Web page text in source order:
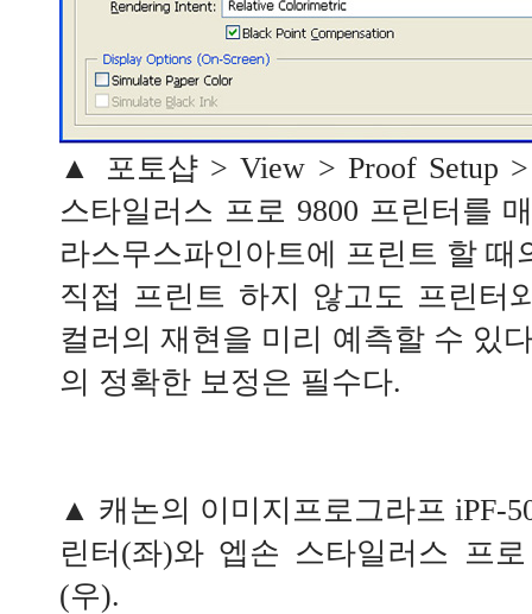
▲ 포토샵 > View > Proof Setup >
스타일러스 프로 9800 프린터를
라스무스파인아트에 프린트 할 때
직접 프린트 하지 않고도 프린터
컬러의 재현을 미리 예측할 수 있
의 정확한 보정은 필수다.
▲ 캐논의 이미지프로그라프 iPF-
린터(좌)와 엡손 스타일러스 프
(우).